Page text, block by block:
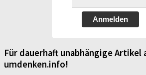
Anmelden
Für dauerhaft unabhängige Artikel
umdenken.info!